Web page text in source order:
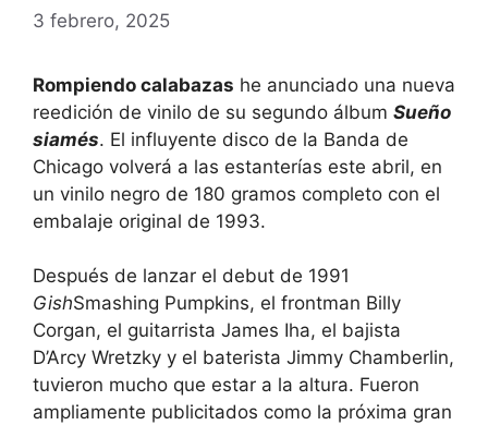
3 febrero, 2025
Rompiendo calabazas he anunciado una nueva
reedición de vinilo de su segundo álbum Sueño
siamés. El influyente disco de la Banda de
Chicago volverá a las estanterías este abril, en
un vinilo negro de 180 gramos completo con el
embalaje original de 1993.
Después de lanzar el debut de 1991
GishSmashing Pumpkins, el frontman Billy
Corgan, el guitarrista James Iha, el bajista
D’Arcy Wretzky y el baterista Jimmy Chamberlin,
tuvieron mucho que estar a la altura. Fueron
ampliamente publicitados como la próxima gran